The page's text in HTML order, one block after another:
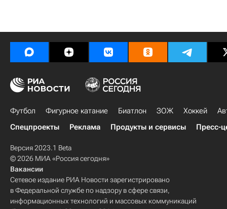
Футбол Фигурное катание Биатлон ЗОЖ Хоккей
Спецпроекты
Реклама Продукты и сервисы Пресс-
Версия 2023.1 Beta
© 2026 МИА «Россия сегодня»
Вакансии
Сетевое издание РИА Новости зарегистрировано
в Федеральной службе по надзору в сфере связи,
информационных технологий и массовых коммуникаций